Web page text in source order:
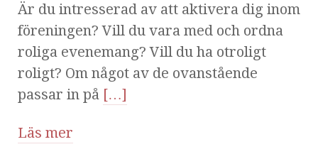
Är du intresserad av att aktivera dig inom
föreningen? Vill du vara med och ordna
roliga evenemang? Vill du ha otroligt
roligt? Om något av de ovanstående
passar in på […]
Läs mer